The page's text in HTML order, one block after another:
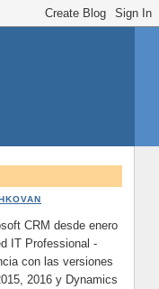
CRM desde enero
IT Professional -
con las versiones
2016 y Dynamics